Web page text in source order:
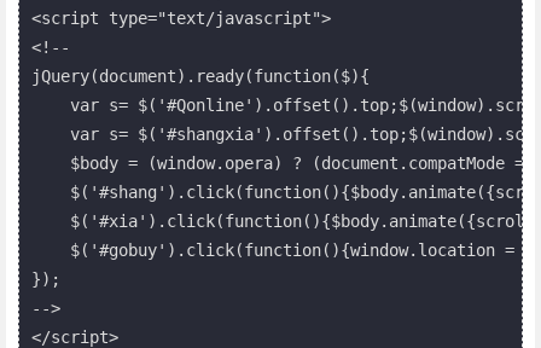
<script type="text/javascript">
<!--
jQuery(document).ready(function($){
var s=
var s=
$body = (window.opera) ?
$('#gobuy').click(function(){window.location =
});
-->
</script>